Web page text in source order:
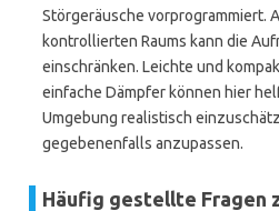
Störgeräusche vorprogrammiert.
kontrollierten Raums kann die
einschränken. Leichte und
einfache Dämpfer können hier
Umgebung realistisch
gegebenenfalls anzupassen.
Häufig gestellte Fragen